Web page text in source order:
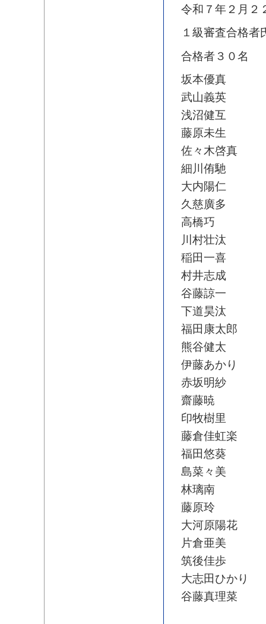
令和７年２月
１級審査合格者
合格者３０名
坂本優真
武山義英
浅沼健互
藤原未生
佐々木啓真
細川侑馳
大内陽仁
久慈廣多
高橋巧
川村壮汰
稲田一喜
村井志成
谷藤諒一
下道昊汰
福田康太郎
熊谷健太
伊藤あかり
赤坂明紗
齋藤暁
印牧樹里
藤倉佳虹楽
福田悠葵
島菜々美
林璃南
藤原玲
大河原陽花
片倉亜美
筑後佳歩
大志田ひかり
谷藤真理菜